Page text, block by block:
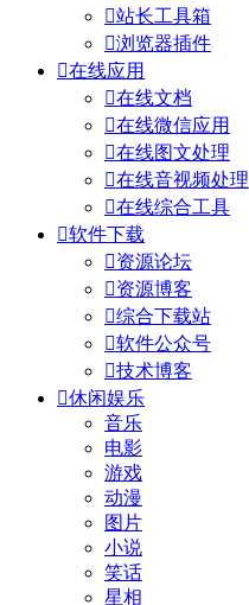
站长工具箱
浏览器插件
在线应用
在线文档
在线微信应用
在线图文处理
在线音视频处理
在线综合工具
软件下载
资源论坛
资源博客
综合下载站
软件公众号
技术博客
休闲娱乐
音乐
电影
游戏
动漫
图片
小说
笑话
星相